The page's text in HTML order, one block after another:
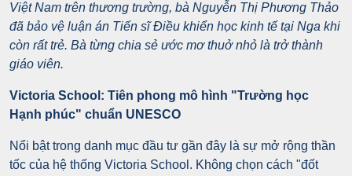
Việt Nam trên thương trường, bà Nguyễn Thị Phương Thảo
đã bảo vệ luận án Tiến sĩ Điều khiển học kinh tế tại Nga khi
còn rất trẻ. Bà từng chia sẻ ước mơ thuở nhỏ là trở thành
giáo viên.
Victoria School: Tiên phong mô hình "Trường học
Hạnh phúc" chuẩn UNESCO
Nổi bật trong danh mục đầu tư gần đây là sự mở rộng thần
tốc của hệ thống Victoria School. Không chọn cách "đốt